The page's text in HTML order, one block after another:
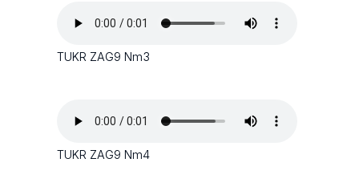
TUKR ZAG9 Nm3
TUKR ZAG9 Nm4